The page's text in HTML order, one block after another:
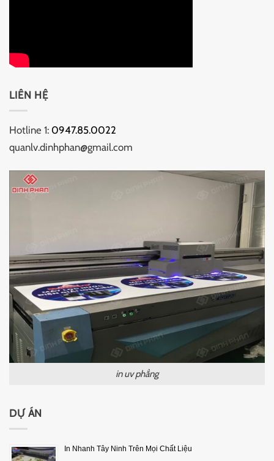
LIÊN HỆ
Hotline 1: 0947.85.0022
quanlv.dinhphan@gmail.com
in uv phẳng
DỰ ÁN
In Nhanh Tây Ninh Trên Mọi Chất Liệu